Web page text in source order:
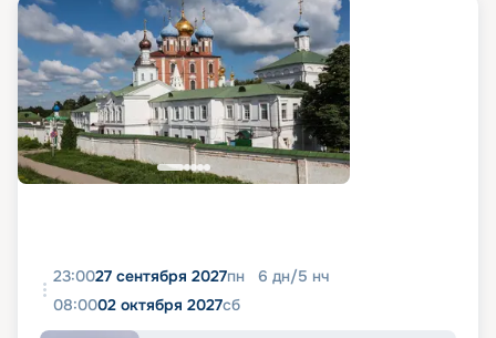
23:0027 сентября 2027пн 6 дн/5 нч
08:0002 октября 2027сб